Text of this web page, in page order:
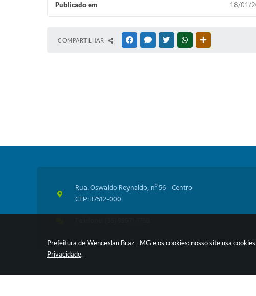
Prefeitura de Wenceslau Braz - MG e os cookies: nosso site usa
Privacidade.
Publicado em 18/01/
COMPARTILHAR FACEBOOKMESSENGER
TWITTERWHATSAPP
Rua: Oswaldo Reynaldo, nº 56 - Centro
CEP: 37512-000